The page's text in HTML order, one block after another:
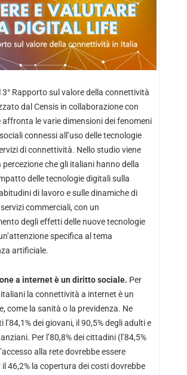
3° Rapporto sul valore della connettività
dal Censis in collaborazione con
affronta le varie dimensioni dei fenomeni
connessi all’uso delle tecnologie
di connettività. Nello studio viene
che gli italiani hanno della
delle tecnologie digitali sulla
di lavoro e sulle dinamiche di
commerciali, con un
degli effetti delle nuove tecnologie
specifica al tema
artificiale.
a internet è un diritto sociale. Per
italiani la connettività a internet è un
come la sanità o la previdenza. Ne
l’84,1% dei giovani, il 90,5% degli adulti e
anziani. Per l’80,8% dei cittadini (l’84,5%
alla rete dovrebbe essere
46,2% la copertura dei costi dovrebbe